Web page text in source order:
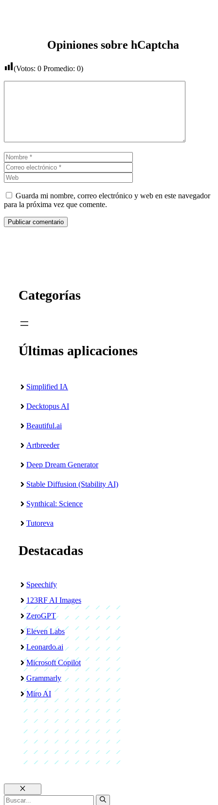
Opiniones sobre hCaptcha
(Votos: 0 Promedio: 0)
Nombre
electrónico
Guarda mi nombre, correo electrónico y web en este navegador
para la próxima vez que comente.
Categorías
Últimas aplicaciones
Simplified IA
Decktopus AI
Beautiful.ai
Artbreeder
Deep Dream Generator
Stable Diffusion (Stability AI)
Synthical: Science
Tutoreva
Destacadas
Speechify
123RF AI Images
ZeroGPT
Eleven Labs
Leonardo.ai
Microsoft Copilot
Grammarly
Miro AI
Cerrar
Buscar: